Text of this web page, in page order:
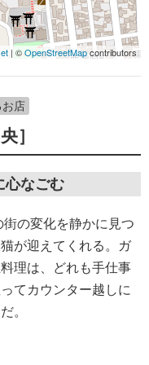
| ©OpenStreetMapcontributors
店
］
心なごむ
の変化を静かに見つ
が迎えてくれる。ガ
理は、どれも手仕事
てカウンター越しに
。